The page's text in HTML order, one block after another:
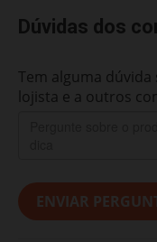
Dúvidas dos
Tem alguma
lojista e a outros
ENVIAR